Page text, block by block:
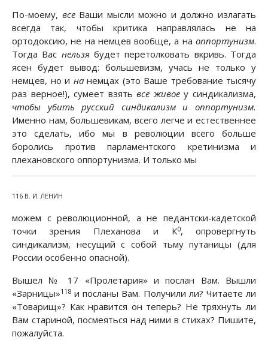
По-моему, всеВаши мысли можно и должно излагать
всегда так, чтобы критика направлялась не на
ортодоксию, не на немцев вообще, а на оппортунизм.
Тогда Вас нельзябудет перетолковать вкривь. Тогда
ясен будет вывод: большевизм, учась не только у
немцев, но и нанемцах (это Ваше требование тысячу
раз верное!), сумеет взятьвсе живоеу синдикализма,
чтобы убить русский синдикализм и оппортунизм.
Именно нам, большевикам, всего легче и естественнее
это сделать, ибо мы в революции всего больше
боролись против парламентского кретинизма и
плехановского оппортунизма. И только мы
116 В. И. ЛЕНИН
можем с революционной, а не педантски-кадетской
точки зрения Плеханова и К0, опровергнуть
синдикализм, несущий с собой тьму путаницы (для
России особенно опасной).
Вышел № 17 «Пролетария» и послан Вам. Вышли
«Зарницы»118 и посланы Вам. Получили ли? Читаете ли
«Товарищ»? Как нравится он теперь? Не тряхнуть ли
Вам стариной, посмеяться над ними в стихах? Пишите,
пожалуйста.